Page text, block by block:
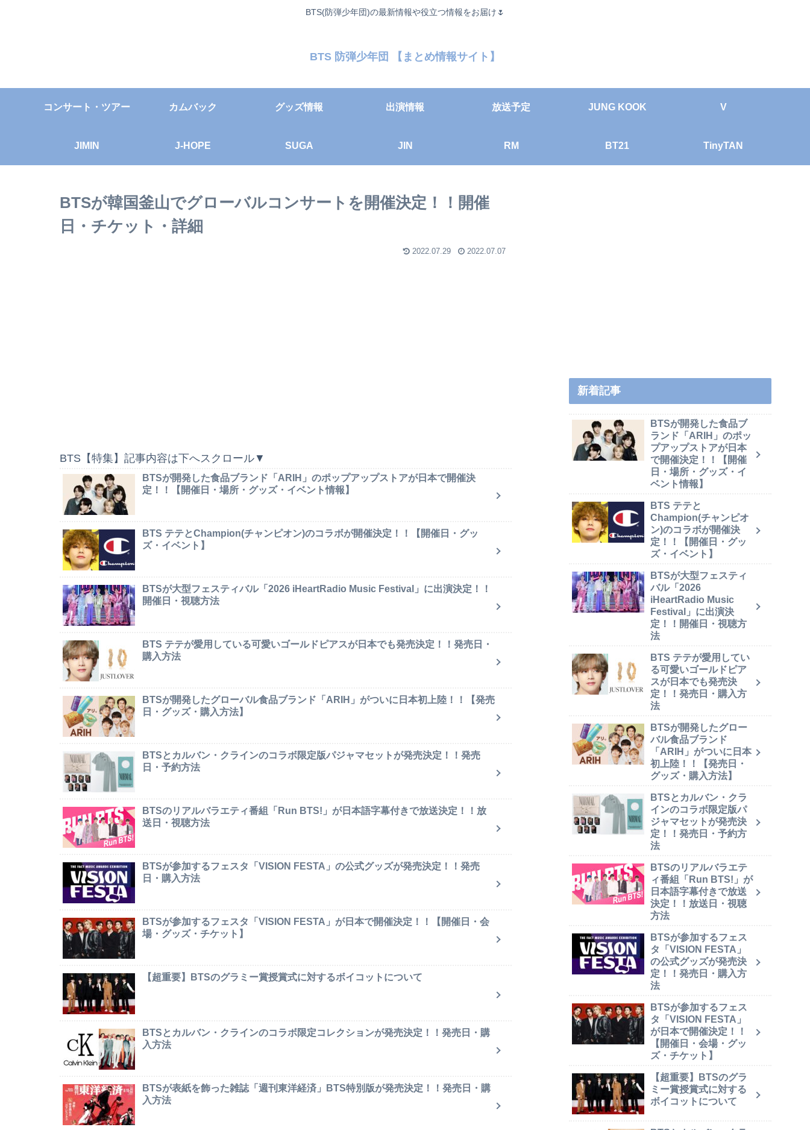
BTS(防弾少年団)の最新情報や役立つ情報をお届け🌷
BTS 防弾少年団 【まとめ情報サイト】
コンサート・ツアー カムバック グッズ情報 出演情報 放送予定 JUNG KOOK V
JIMIN J-HOPE SUGA JIN RM BT21 TinyTAN
BTSが韓国釜山でグローバルコンサートを開催決定！！開催
日・チケット・詳細
2022.07.29 2022.07.07
BTS【特集】記事内容は下へスクロール▼
BTSが開発した食品ブランド「ARIH」のポップアップストアが日本で開催決
定！！【開催日・場所・グッズ・イベント情報】
BTS テテとChampion(チャンピオン)のコラボが開催決定！！【開催日・グッ
ズ・イベント】
BTSが大型フェスティバル「2026 iHeartRadio Music Festival」に出演決定！！
開催日・視聴方法
BTS テテが愛用している可愛いゴールドピアスが日本でも発売決定！！発売日・
購入方法
BTSが開発したグローバル食品ブランド「ARIH」がついに日本初上陸！！【発売
日・グッズ・購入方法】
BTSとカルバン・クラインのコラボ限定版パジャマセットが発売決定！！発売
日・予約方法
BTSのリアルバラエティ番組「Run BTS!」が日本語字幕付きで放送決定！！放
送日・視聴方法
BTSが参加するフェスタ「VISION FESTA」の公式グッズが発売決定！！発売
日・購入方法
BTSが参加するフェスタ「VISION FESTA」が日本で開催決定！！【開催日・会
場・グッズ・チケット】
【超重要】BTSのグラミー賞授賞式に対するボイコットについて
BTSとカルバン・クラインのコラボ限定コレクションが発売決定！！発売日・購
入方法
BTSが表紙を飾った雑誌「週刊東洋経済」BTS特別版が発売決定！！発売日・購
入方法
新着記事
BTSが開発した食品ブ
ランド「ARIH」のポッ
プアップストアが日本
で開催決定！！【開催
日・場所・グッズ・イ
ベント情報】
BTS テテと
Champion(チャンピオ
ン)のコラボが開催決
定！！【開催日・グッ
ズ・イベント】
BTSが大型フェスティ
バル「2026
iHeartRadio Music
Festival」に出演決
定！！開催日・視聴方
法
BTS テテが愛用してい
る可愛いゴールドピア
スが日本でも発売決
定！！発売日・購入方
法
BTSが開発したグロー
バル食品ブランド
「ARIH」がついに日本
初上陸！！【発売日・
グッズ・購入方法】
BTSとカルバン・クラ
インのコラボ限定版パ
ジャマセットが発売決
定！！発売日・予約方
法
BTSのリアルバラエテ
ィ番組「Run BTS!」が
日本語字幕付きで放送
決定！！放送日・視聴
方法
BTSが参加するフェス
タ「VISION FESTA」
の公式グッズが発売決
定！！発売日・購入方
法
BTSが参加するフェス
タ「VISION FESTA」
が日本で開催決定！！
【開催日・会場・グッ
ズ・チケット】
【超重要】BTSのグラ
ミー賞授賞式に対する
ボイコットについて